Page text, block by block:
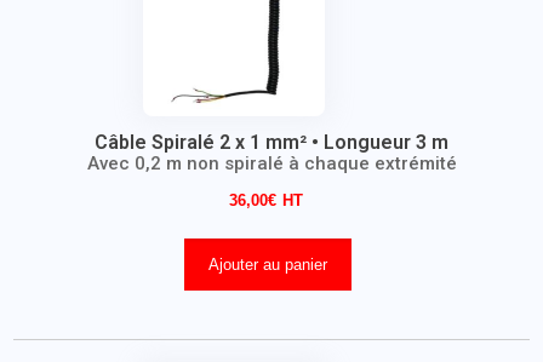
Câble Spiralé 2 x 1 mm² • Longueur 3 m
Avec 0,2 m non spiralé à chaque extrémité
36,00€
Ajouter au panier